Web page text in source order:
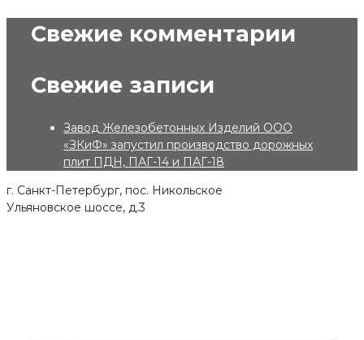
Свежие комментарии
Свежие записи
Завод Железобетонных Изделий ООО
«ЗКиФ» запустил производство дорожных
плит ПДН, ПАГ-14 и ПАГ-18
г. Санкт-Петербург, пос. Никольское
Ульяновское шоссе, д.3